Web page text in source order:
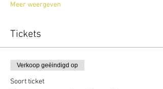
Meer weergeven
Tickets
Verkoop geëindigd op
Soort ticket